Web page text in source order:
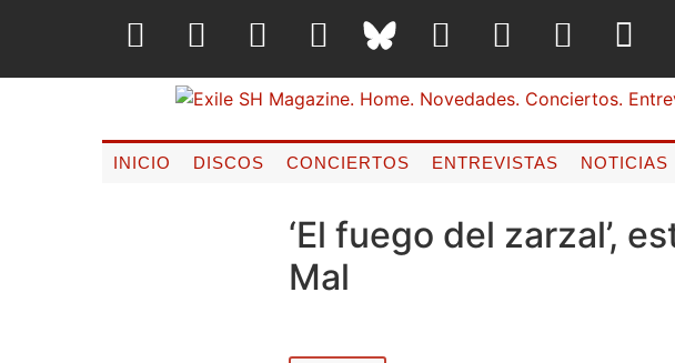
INICIO DISCOS CONCIERTOS ENTREVISTAS NOTICIAS
‘El fuego del zarzal’,
Mal